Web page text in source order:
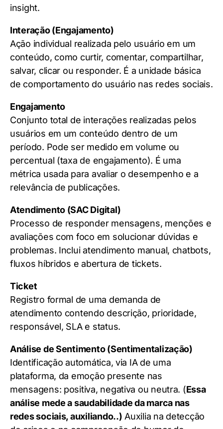
insight.
Interação (Engajamento)
Ação individual realizada pelo usuário em um
conteúdo, como curtir, comentar, compartilhar,
salvar, clicar ou responder. É a unidade básica
de comportamento do usuário nas redes sociais.
Engajamento
Conjunto total de interações realizadas pelos
usuários em um conteúdo dentro de um
período. Pode ser medido em volume ou
percentual (taxa de engajamento). É uma
métrica usada para avaliar o desempenho e a
relevância de publicações.
Atendimento (SAC Digital)
Processo de responder mensagens, menções e
avaliações com foco em solucionar dúvidas e
problemas. Inclui atendimento manual, chatbots,
fluxos híbridos e abertura de tickets.
Ticket
Registro formal de uma demanda de
atendimento contendo descrição, prioridade,
responsável, SLA e status.
Análise de Sentimento (Sentimentalização)
Identificação automática, via IA de uma
plataforma, da emoção presente nas
mensagens: positiva, negativa ou neutra. (Essa
análise mede a saudabilidade da marca nas
redes sociais, auxiliando..) Auxilia na detecção